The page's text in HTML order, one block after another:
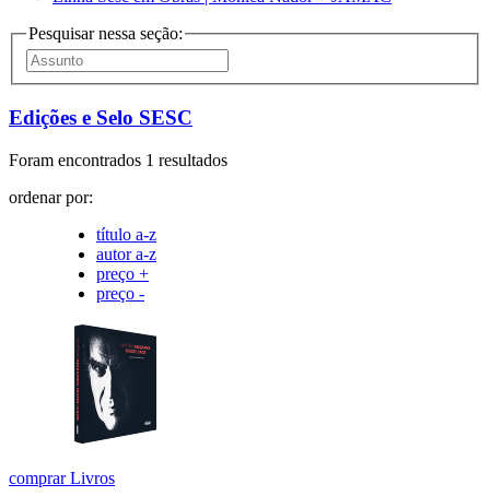
Pesquisar nessa seção:
Edições e Selo SESC
Foram encontrados 1 resultados
ordenar por:
título a-z
autor a-z
preço +
preço -
comprarLivros